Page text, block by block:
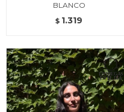
BLANCO
$ 1.319